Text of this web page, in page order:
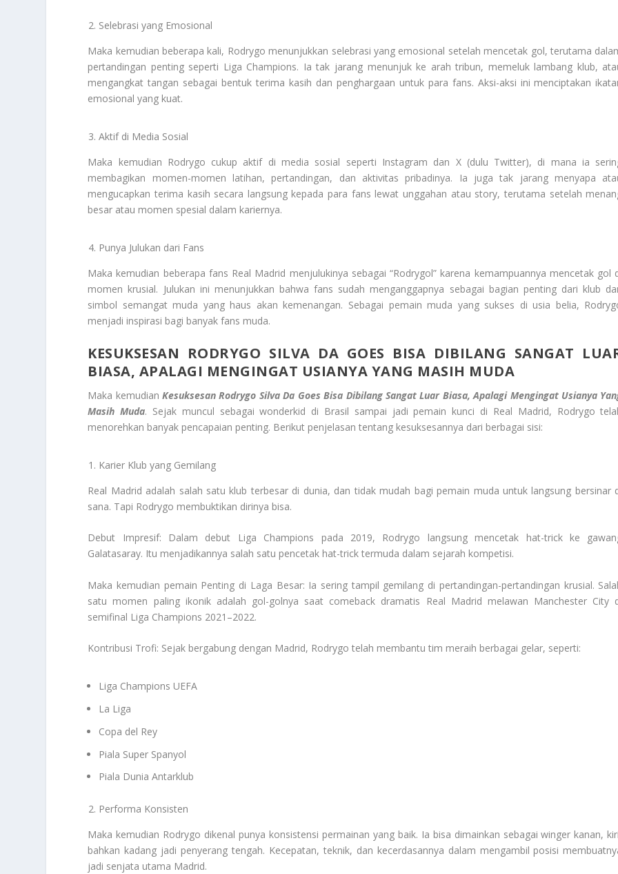
Selebrasi yang Emosional
Maka kemudian beberapa kali, Rodrygo menunjukkan selebrasi yang emosional setelah mencetak gol, terutama
pertandingan penting seperti Liga Champions. Ia tak jarang menunjuk ke arah tribun, memeluk lambang klub,
mengangkat tangan sebagai bentuk terima kasih dan penghargaan untuk para fans. Aksi-aksi ini menciptakan
emosional yang kuat.
Aktif di Media Sosial
Maka kemudian Rodrygo cukup aktif di media sosial seperti Instagram dan X (dulu Twitter), di mana ia
membagikan momen-momen latihan, pertandingan, dan aktivitas pribadinya. Ia juga tak jarang menyapa
mengucapkan terima kasih secara langsung kepada para fans lewat unggahan atau story, terutama setelah
besar atau momen spesial dalam kariernya.
Punya Julukan dari Fans
Maka kemudian beberapa fans Real Madrid menjulukinya sebagai “Rodrygol” karena kemampuannya mencetak gol
momen krusial. Julukan ini menunjukkan bahwa fans sudah menganggapnya sebagai bagian penting dari klub
simbol semangat muda yang haus akan kemenangan. Sebagai pemain muda yang sukses di usia belia,
menjadi inspirasi bagi banyak fans muda.
KESUKSESAN RODRYGO SILVA DA GOES BISA DIBILANG SANGAT
BIASA, APALAGI MENGINGAT USIANYA YANG MASIH MUDA
Maka kemudian Kesuksesan Rodrygo Silva Da Goes Bisa Dibilang Sangat Luar Biasa, Apalagi Mengingat Usianya
Masih Muda. Sejak muncul sebagai wonderkid di Brasil sampai jadi pemain kunci di Real Madrid, Rodrygo
menorehkan banyak pencapaian penting. Berikut penjelasan tentang kesuksesannya dari berbagai sisi:
Karier Klub yang Gemilang
Real Madrid adalah salah satu klub terbesar di dunia, dan tidak mudah bagi pemain muda untuk langsung bersinar
sana. Tapi Rodrygo membuktikan dirinya bisa.
Debut Impresif: Dalam debut Liga Champions pada 2019, Rodrygo langsung mencetak hat-trick ke
Galatasaray. Itu menjadikannya salah satu pencetak hat-trick termuda dalam sejarah kompetisi.
Maka kemudian pemain Penting di Laga Besar: Ia sering tampil gemilang di pertandingan-pertandingan krusial.
satu momen paling ikonik adalah gol-golnya saat comeback dramatis Real Madrid melawan Manchester City
semifinal Liga Champions 2021–2022.
Kontribusi Trofi: Sejak bergabung dengan Madrid, Rodrygo telah membantu tim meraih berbagai gelar, seperti:
Liga Champions UEFA
La Liga
Copa del Rey
Piala Super Spanyol
Piala Dunia Antarklub
Performa Konsisten
Maka kemudian Rodrygo dikenal punya konsistensi permainan yang baik. Ia bisa dimainkan sebagai winger kanan,
bahkan kadang jadi penyerang tengah. Kecepatan, teknik, dan kecerdasannya dalam mengambil posisi
jadi senjata utama Madrid.